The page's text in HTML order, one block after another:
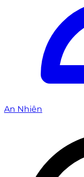
An Nhiên